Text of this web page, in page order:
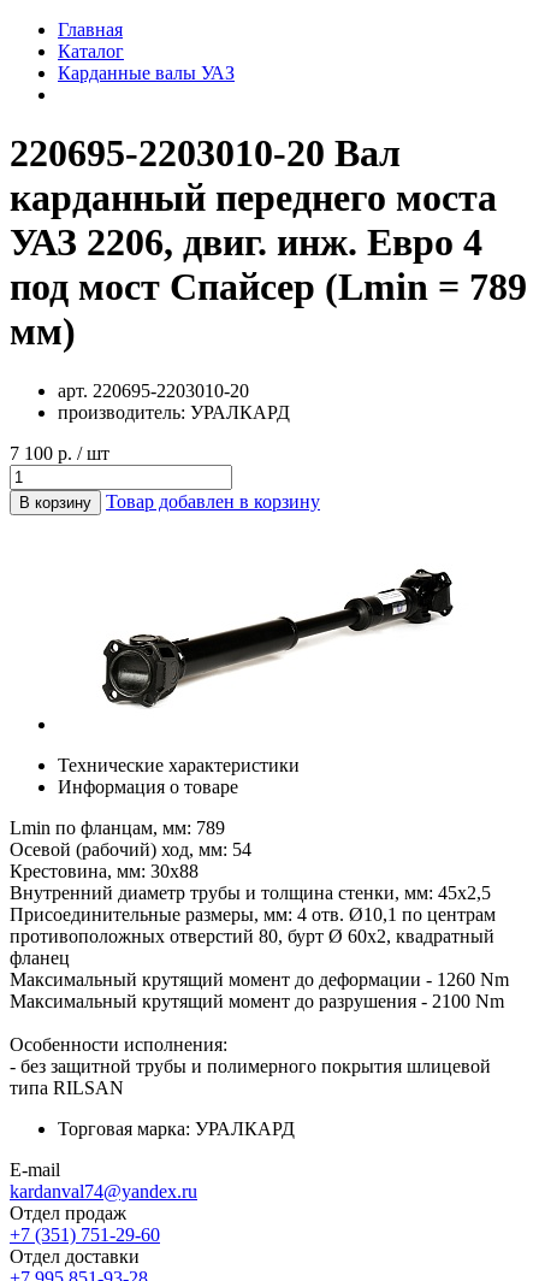
Главная
Каталог
Карданные валы УАЗ
220695-2203010-20 Вал
карданный переднего моста
УАЗ 2206, двиг. инж. Евро 4
под мост Спайсер (Lmin = 789
мм)
арт. 220695-2203010-20
производитель: УРАЛКАРД
7 100 р. / шт
В корзину Товар добавлен в корзину
Технические характеристики
Информация о товаре
Lmin по фланцам, мм: 789
Осевой (рабочий) ход, мм: 54
Крестовина, мм: 30х88
Внутренний диаметр трубы и толщина стенки, мм: 45х2,5
Присоединительные размеры, мм: 4 отв. Ø10,1 по центрам
противоположных отверстий 80, бурт Ø 60х2, квадратный
фланец
Максимальный крутящий момент до деформации - 1260 Nm
Максимальный крутящий момент до разрушения - 2100 Nm
Особенности исполнения:
- без защитной трубы и полимерного покрытия шлицевой
типа RILSAN
Торговая марка: УРАЛКАРД
E-mail
kardanval74@yandex.ru
Отдел продаж
+7 (351) 751-29-60
Отдел доставки